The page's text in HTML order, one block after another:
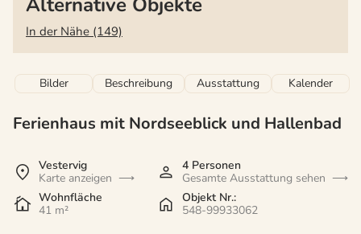
In der Nähe (149)
Bilder Beschreibung Ausstattung Kalender
Ferienhaus mit Nordseeblick und Hallenbad
Vestervig
Karte anzeigen
4 Personen
Gesamte Ausstattung sehen
Wohnfläche
41 m²
Objekt Nr.:
548-99933062